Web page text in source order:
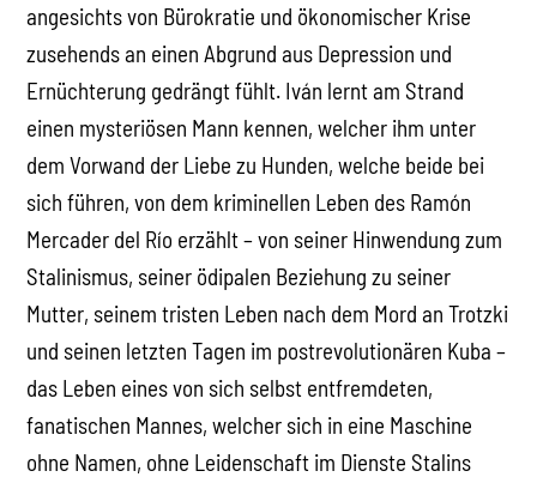
angesichts von Bürokratie und ökonomischer Krise
zusehends an einen Abgrund aus Depression und
Ernüchterung gedrängt fühlt. Iván lernt am Strand
einen mysteriösen Mann kennen, welcher ihm unter
dem Vorwand der Liebe zu Hunden, welche beide bei
sich führen, von dem kriminellen Leben des Ramón
Mercader del Río erzählt – von seiner Hinwendung zum
Stalinismus, seiner ödipalen Beziehung zu seiner
Mutter, seinem tristen Leben nach dem Mord an Trotzki
und seinen letzten Tagen im postrevolutionären Kuba –
das Leben eines von sich selbst entfremdeten,
fanatischen Mannes, welcher sich in eine Maschine
ohne Namen, ohne Leidenschaft im Dienste Stalins